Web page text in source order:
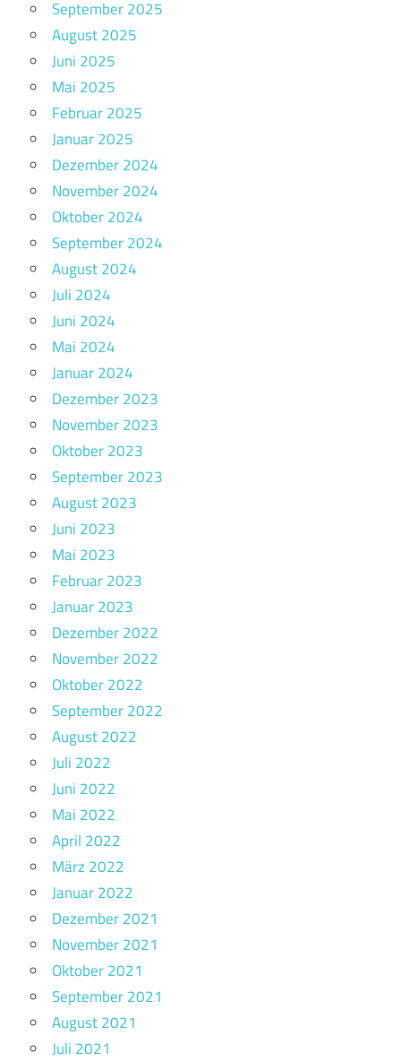
September 2025
August 2025
Juni 2025
Mai 2025
Februar 2025
Januar 2025
Dezember 2024
November 2024
Oktober 2024
September 2024
August 2024
Juli 2024
Juni 2024
Mai 2024
Januar 2024
Dezember 2023
November 2023
Oktober 2023
September 2023
August 2023
Juni 2023
Mai 2023
Februar 2023
Januar 2023
Dezember 2022
November 2022
Oktober 2022
September 2022
August 2022
Juli 2022
Juni 2022
Mai 2022
April 2022
März 2022
Januar 2022
Dezember 2021
November 2021
Oktober 2021
September 2021
August 2021
Juli 2021